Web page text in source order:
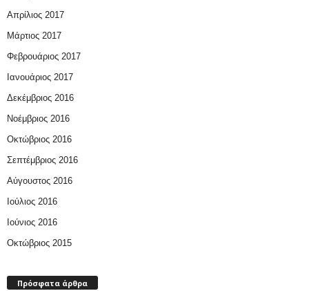
Απρίλιος 2017
Μάρτιος 2017
Φεβρουάριος 2017
Ιανουάριος 2017
Δεκέμβριος 2016
Νοέμβριος 2016
Οκτώβριος 2016
Σεπτέμβριος 2016
Αύγουστος 2016
Ιούλιος 2016
Ιούνιος 2016
Οκτώβριος 2015
Πρόσφατα άρθρα